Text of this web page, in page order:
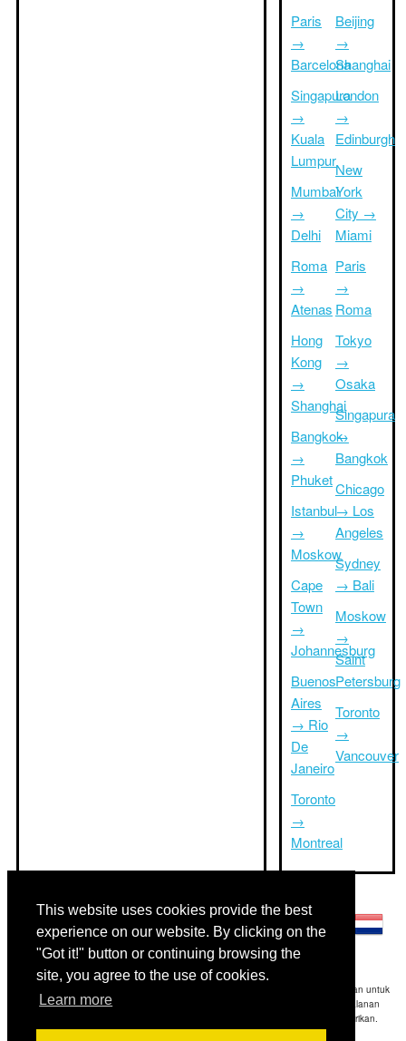
This website uses cookies provide the best
experience on our website. By clicking on the
"Got it!" button or continuing browsing the
site, you agree to the use of cookies.
Learn more
Paris
→
Barcelona
Singapura
→
Kuala
Lumpur
Mumbai
→
Delhi
Roma
→
Atenas
Hong
Kong
→
Shanghai
Bangkok
→
Phuket
Istanbul
→
Moskow
Cape
Town
→
Johannesburg
Buenos
Aires
→ Rio
De
Janeiro
Toronto
→
Montreal
Beijing
→
Shanghai
London
→
Edinburgh
New
York
City →
Miami
Paris
→
Roma
Tokyo
→
Osaka
Singapura
→
Bangkok
Chicago
→ Los
Angeles
Sydney
→ Bali
Moskow
→
Saint
Petersburg
Toronto
→
Vancouver
Disclaimer: Informasi yang ditampilkan di situs ini adalah perkiraan terbaik kami dan untuk
referensi Anda saja.Triptimeto.com tidak bertanggung jawab untuk setiap perjalanan
keterlambatan dan / atau kerusakan akibat dihasilkan dari informasi yang diberikan.